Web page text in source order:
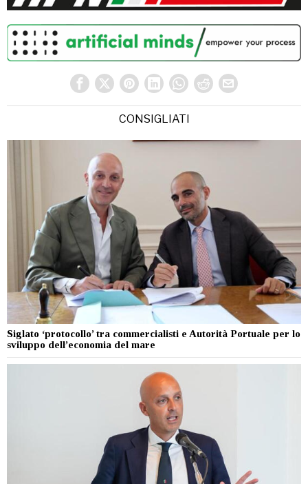
CONSIGLIATI
Siglato ‘protocollo’ tra commercialisti e Autorità Portuale per lo
sviluppo dell’economia del mare